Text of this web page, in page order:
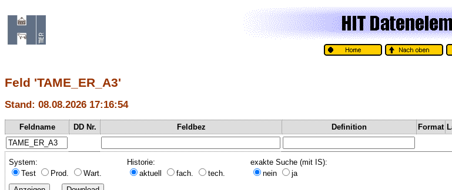
Feld 'TAME_ER_A3'
Stand: 08.08.2026 17:16:54
Feldname DD Nr. Feldbez Definition Format
System:
Test
Prod. Wart.
Historie:
aktuell
fach. tech.
exakte Suche (mit IS):
nein
ja